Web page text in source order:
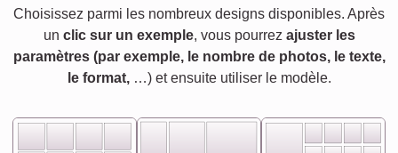
Choisissez parmi les nombreux designs disponibles. Après
un clic sur un exemple, vous pourrez ajuster les
paramètres (par exemple, le nombre de photos, le texte,
le format,…) et ensuite utiliser le modèle.